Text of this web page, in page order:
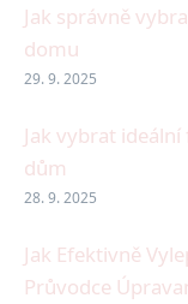
Jak správně
domu
29. 9. 2025
Jak vybrat
dům
28. 9. 2025
Jak Efektivně
Průvodce